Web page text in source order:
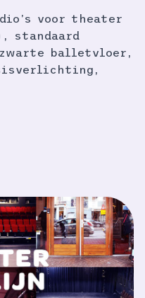
voor theater
standaard
balletvloer,